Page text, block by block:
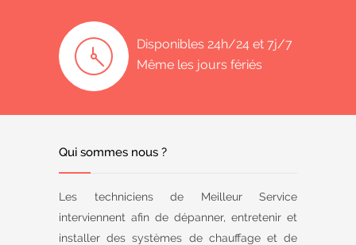
Disponibles 24h/24 et 7j/7
Même les jours fériés
Qui sommes nous ?
Les techniciens de Meilleur Service
interviennent afin de dépanner, entretenir et
installer des systèmes de chauffage et de